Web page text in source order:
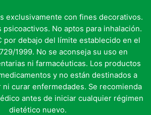
en
la
página
de
producto
en
exclusivamente con fines decorativos.
psicoactivos. No aptos para inhalación.
por debajo del límite establecido en el
1999. No se aconseja su uso en
ni farmacéuticas. Los productos
y no están destinados a
curar enfermedades. Se recomienda
antes de iniciar cualquier régimen
dietético nuevo.